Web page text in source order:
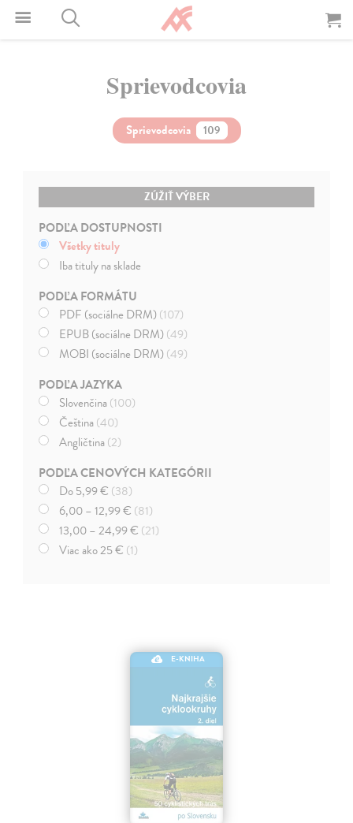
Sprievodcovia
Sprievodcovia 109
ZÚŽIŤ VÝBER
PODĽA DOSTUPNOSTI
Všetky tituly
Iba tituly na sklade
PODĽA FORMÁTU
PDF (sociálne DRM)(107)
EPUB (sociálne DRM)(49)
MOBI (sociálne DRM)(49)
PODĽA JAZYKA
Slovenčina(100)
Čeština(40)
Angličtina(2)
PODĽA CENOVÝCH KATEGÓRII
Do 5,99 € (38)
6,00 – 12,99 € (81)
13,00 – 24,99 € (21)
Viac ako 25 € (1)
E-KNIHA